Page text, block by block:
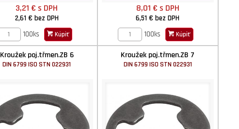
3,21 €s DPH
2,61 € bez DPH
100ks
Kúpiť
8,01 € s DPH
6,51 €bez DPH
100ks
Kúpiť
Kroužek poj.třmen.ZB 6
DIN 6799 ISO STN 022931
Kroužek poj.třmen.ZB 7
DIN 6799 ISO STN 022931